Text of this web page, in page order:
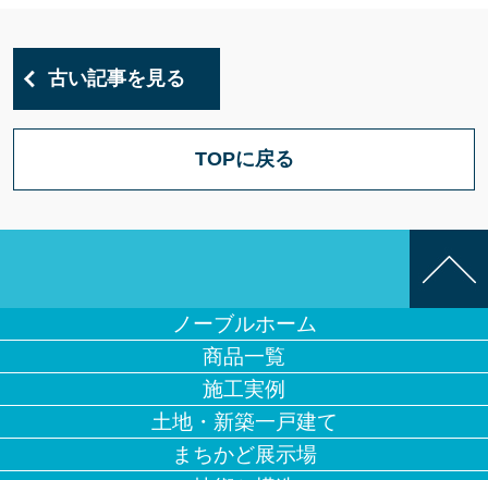
古い記事を見る
TOPに戻る
ノーブルホーム
商品一覧
施工実例
土地・新築一戸建て
まちかど展示場